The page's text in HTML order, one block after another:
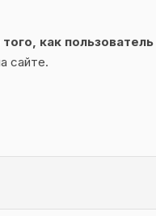
как
сайте.